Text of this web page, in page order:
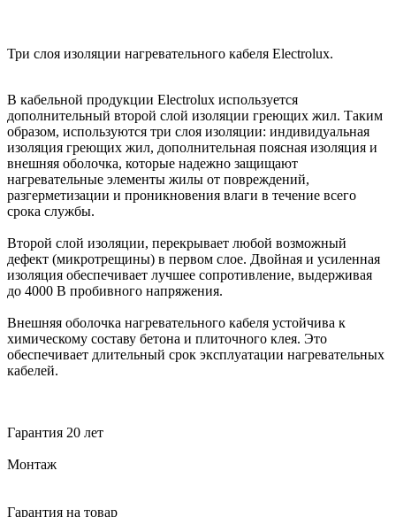
Три слоя изоляции нагревательного кабеля Electrolux.
В кабельной продукции Electrolux используется
дополнительный второй слой изоляции греющих жил. Таким
образом, используются три слоя изоляции: индивидуальная
изоляция греющих жил, дополнительная поясная изоляция и
внешняя оболочка, которые надежно защищают
нагревательные элементы жилы от повреждений,
разгерметизации и проникновения влаги в течение всего
срока службы.
Второй слой изоляции, перекрывает любой возможный
дефект (микротрещины) в первом слое. Двойная и усиленная
изоляция обеспечивает лучшее сопротивление, выдерживая
до 4000 В пробивного напряжения.
Внешняя оболочка нагревательного кабеля устойчива к
химическому составу бетона и плиточного клея. Это
обеспечивает длительный срок эксплуатации нагревательных
кабелей.
Гарантия 20 лет
Монтаж
Гарантия на товар